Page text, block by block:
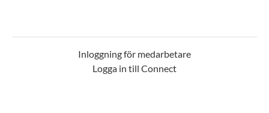
Inloggning för medarbetare
Logga in till Connect